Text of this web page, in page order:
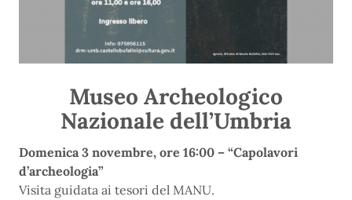
Museo Archeologico
Nazionale dell’Umbria
Domenica 3 novembre, ore 16:00 – “Capolavori
d’archeologia”
Visita guidata ai tesori del MANU.